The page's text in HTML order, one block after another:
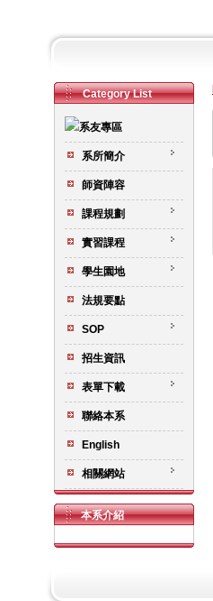
Category List
系所簡介
師資陣容
課程規劃
實習課程
學生園地
法規要點
SOP
招生資訊
表單下載
聯絡本系
English
相關網站
本系介紹